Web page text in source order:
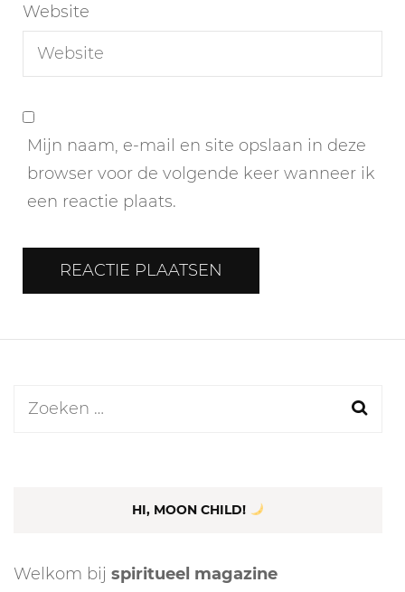
Website
Mijn naam, e-mail en site opslaan in deze
browser voor de volgende keer wanneer ik
een reactie plaats.
Zoeken
HI, MOON CHILD!
Welkom bij spiritueel magazine